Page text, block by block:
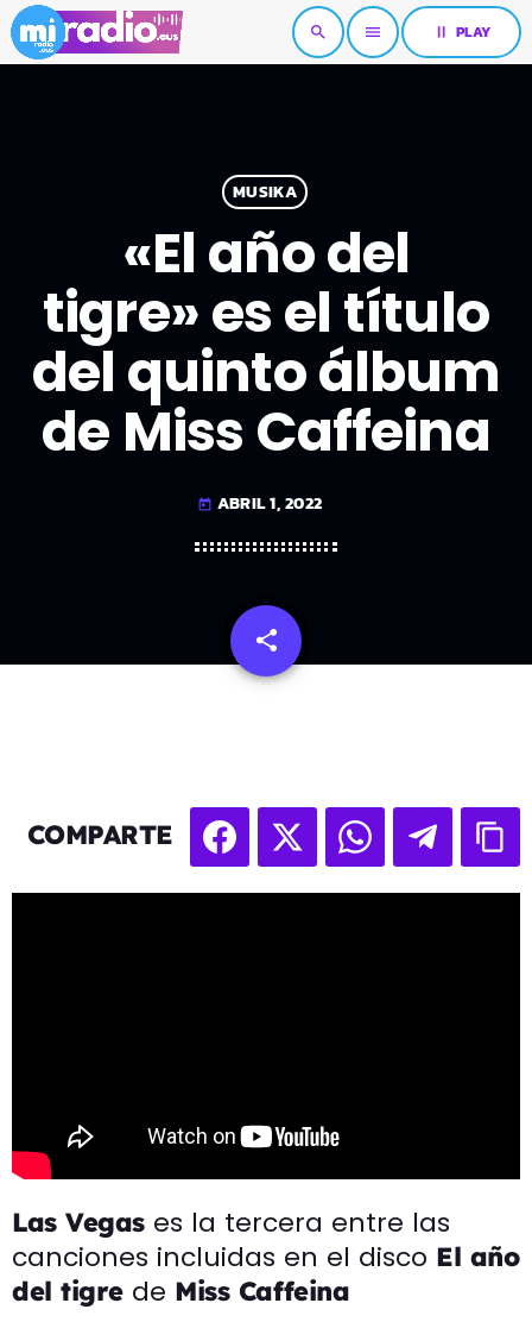
search menu pause PLAY
MUSIKA
«El año del
tigre» es el título
del quinto álbum
de Miss Caffeina
today ABRIL 1, 2022
share
email
COMPARTE
Las Vegas es la tercera entre las
canciones incluidas en el disco El año
del tigre de Miss Caffeina